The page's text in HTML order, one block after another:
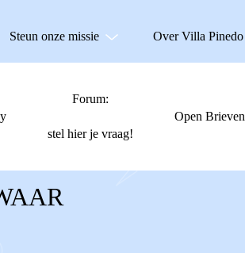
Steun onze missie Over Villa Pinedo
Forum:
stel hier je vraag!
Open Brieven